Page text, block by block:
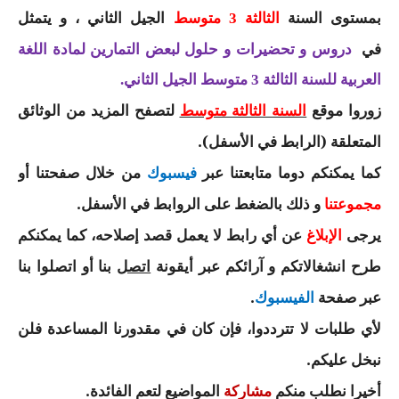
السنة الرابعة متوسط
شهادة التعليم المتوسط
بنك الفروض و الاختبارات
بنك مذكرات الاستاذ
بنك التوزيعات الشهرية
دفاتر استاذ التعليم الابتدائي
البحوث الجاهزة
بحوث اللغة العربية
بمستوى السنة
الثالثة 3 متوسط
الجيل الثاني ، و يتمثل
في
دروس و تحضيرات و حلول لبعض التمارين لمادة اللغة
العربية للسنة الثالثة 3 متوسط الجيل الثاني.
زوروا موقع السنة الثالثة متوسط لتصفح المزيد من الوثائق
المتعلقة (الرابط في الأسفل).
كما يمكنكم دوما متابعتنا عبرفيسبوكمن خلال صفحتنا أو
مجموعتنا و ذلك بالضغط على الروابط في الأسفل.
يرجى
الإبلاغ عن أي رابط لا يعمل قصد إصلاحه، كما يمكنكم
طرح انشغالاتكم و آرائكم عبر أيقونة
اتصل بنا أو اتصلوا بنا
عبر صفحة الفيسبوك.
لأي طلبات لا تترددوا، فإن كان في مقدورنا المساعدة فلن
نبخل عليكم.
أخيرا نطلب منكم مشاركة المواضيع لتعم الفائدة.